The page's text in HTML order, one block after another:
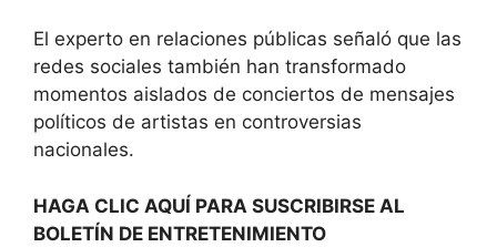
El experto en relaciones públicas señaló que las
redes sociales también han transformado
momentos aislados de conciertos de mensajes
políticos de artistas en controversias
nacionales.
HAGA CLIC AQUÍ PARA SUSCRIBIRSE AL
BOLETÍN DE ENTRETENIMIENTO